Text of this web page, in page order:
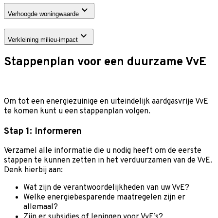
Verhoogde woningwaarde
Verkleining milieu-impact
Stappenplan voor een duurzame VvE
Om tot een energiezuinige en uiteindelijk aardgasvrije VvE
te komen kunt u een stappenplan volgen.
Stap 1: Informeren
Verzamel alle informatie die u nodig heeft om de eerste
stappen te kunnen zetten in het verduurzamen van de VvE.
Denk hierbij aan:
Wat zijn de verantwoordelijkheden van uw VvE?
Welke energiebesparende maatregelen zijn er
allemaal?